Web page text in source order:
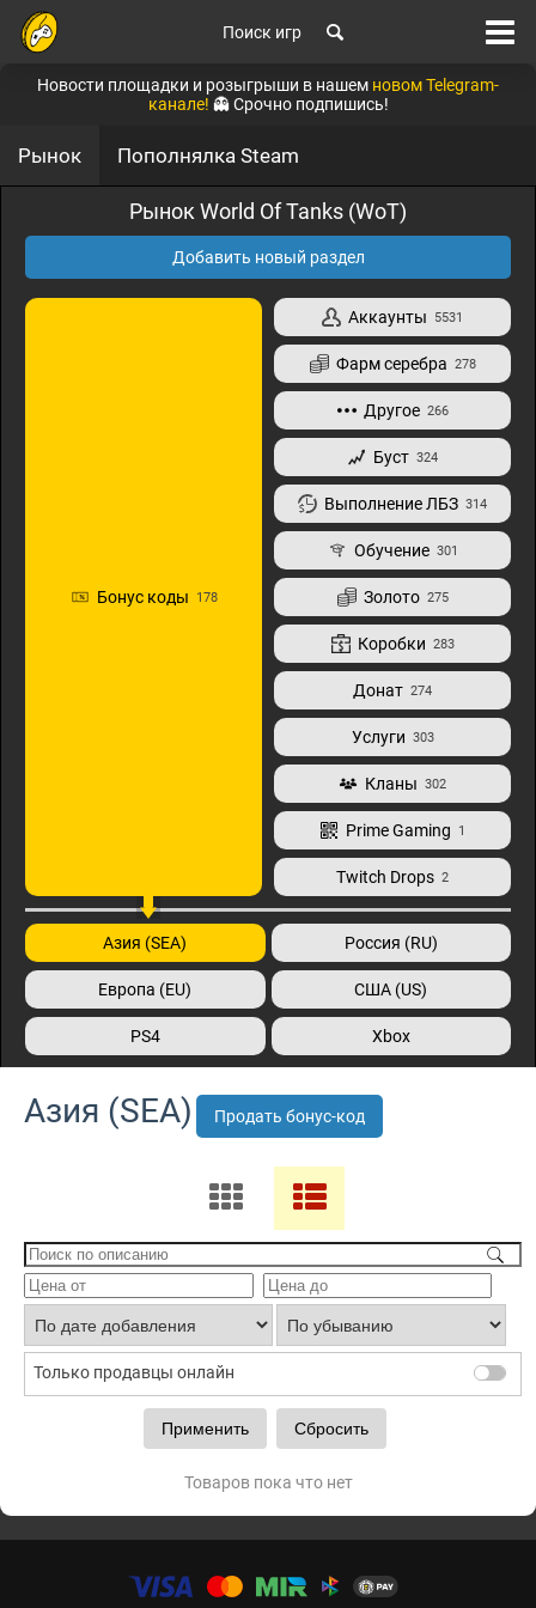
Поиск игр
Новости площадки и розыгрыши в нашем новом Telegram-
канале! 👻 Срочно подпишись!
Рынок Пополнялка Steam
Рынок World Of Tanks (WoT)
Добавить новый раздел
Бонус коды 178
Аккаунты 5531
Фарм серебра 278
Другое 266
Буст 324
Выполнение ЛБЗ 314
Обучение 301
Золото 275
Коробки 283
Донат 274
Услуги 303
Кланы 302
Prime Gaming 1
Twitch Drops 2
Азия (SEA) Россия (RU)
Европа (EU) США (US)
PS4 Xbox
Азия (SEA) Продать бонус-код
Только продавцы онлайн
Товаров пока что нет